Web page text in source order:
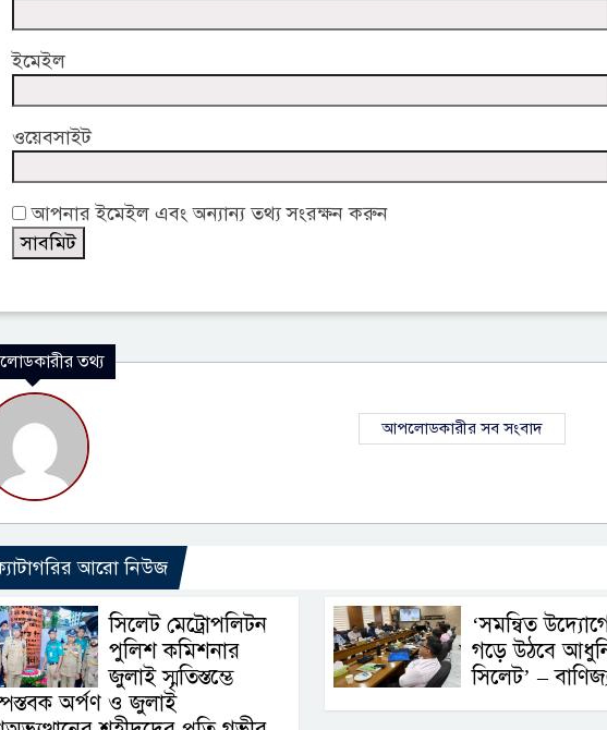
ইমেইল
ওয়েবসাইট
আপনার ইমেইল এবং অন্যান্য তথ্য সংরক্ষন করুন
তথ্য
আপলোডকারীর সব সংবাদ
আরো নিউজ
সিলেট মেট্রোপলিটন
পুলিশ কমিশনার
জুলাই স্মৃতিস্তম্ভে
অর্পণ ও জুলাই
‘সমন্বিত
গড়ে উঠবে
সিলেট’ –